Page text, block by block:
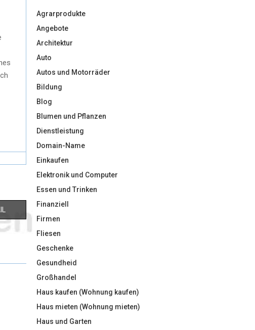
Agrarprodukte
Angebote
Architektur
Auto
Autos und Motorräder
Bildung
Blog
Blumen und Pflanzen
Dienstleistung
Domain-Name
Einkaufen
Elektronik und Computer
Essen und Trinken
Finanziell
Firmen
Fliesen
Geschenke
Gesundheid
Großhandel
Haus kaufen (Wohnung kaufen)
Haus mieten (Wohnung mieten)
Haus und Garten